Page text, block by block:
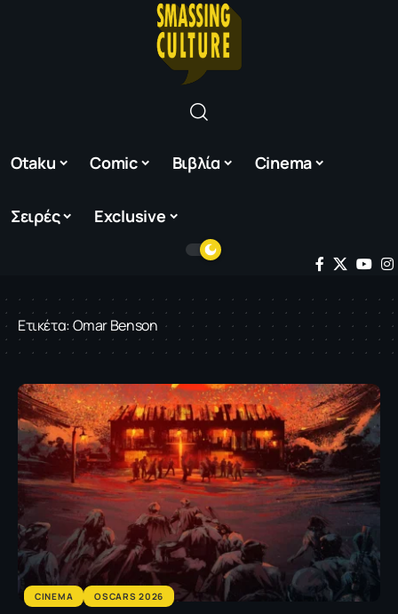
Otaku Comic Βιβλία Cinema
Σειρές Exclusive
Ετικέτα:Omar Benson
CINEMA OSCARS 2026